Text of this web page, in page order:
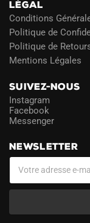
LÉGAL
Conditions
Politique de
Politique de
Mentions Légales
SUIVEZ-NOUS
Instagram
Facebook
Messenger
NEWSLETTER